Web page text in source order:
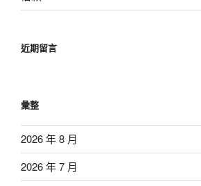
近期留言
彙整
2026 年 8 月
2026 年 7 月